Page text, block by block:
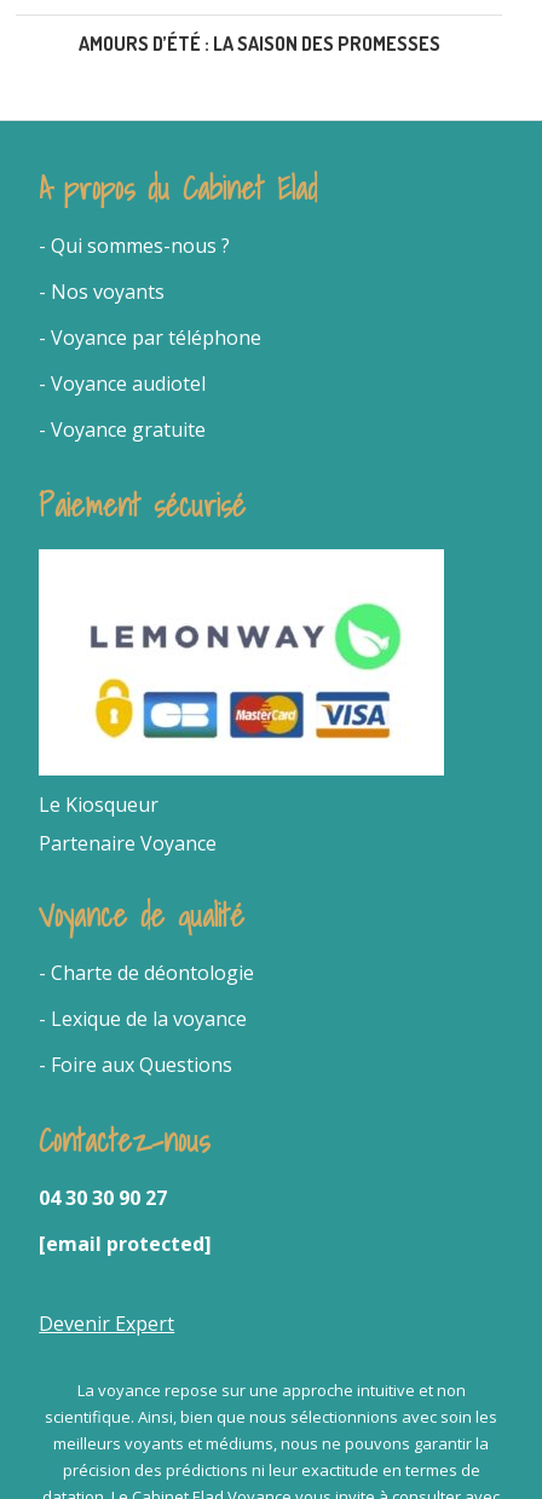
AMOURS D’ÉTÉ : LA SAISON DES PROMESSES
A propos du Cabinet Elad
- Qui sommes-nous ?
- Nos voyants
-Voyance par téléphone
- Voyance audiotel
- Voyance gratuite
Paiement sécurisé
Le Kiosqueur
Partenaire Voyance
Voyance de qualité
- Charte de déontologie
- Lexique de la voyance
- Foire aux Questions
Contactez-nous
04 30 30 90 27
[email protected]
Devenir Expert
La voyance repose sur une approche intuitive et non
scientifique. Ainsi, bien que nous sélectionnions avec soin les
meilleurs voyants et médiums, nous ne pouvons garantir la
précision des prédictions ni leur exactitude en termes de